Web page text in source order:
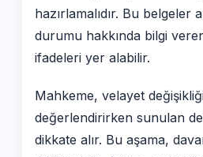
hazırlamalıdır. Bu belgeler
durumu hakkında bilgi
ifadeleri yer alabilir.
Mahkeme, velayet
değerlendirirken sunulan
dikkate alır. Bu aşama,